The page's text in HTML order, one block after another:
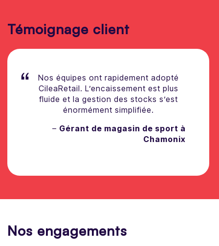
Témoignage client
Nos équipes ont rapidement adopté
CileaRetail. L’encaissement est plus
fluide et la gestion des stocks s’est
énormément simplifiée.
– Gérant de magasin de sport à
Chamonix
Nos engagements